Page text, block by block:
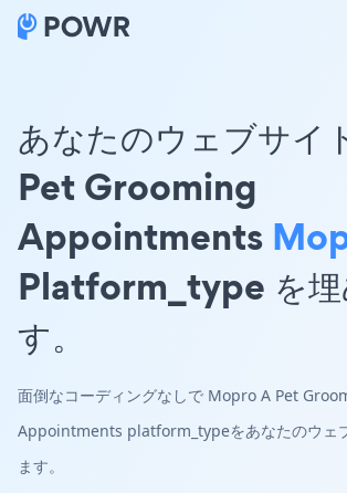
あなたのウェブサイ
Pet Grooming
Appointments
Platform_type を埋
す。
面倒なコーディングなしで Mopro A Pet
Appointments platform_typeをあなたのウェ
ます。